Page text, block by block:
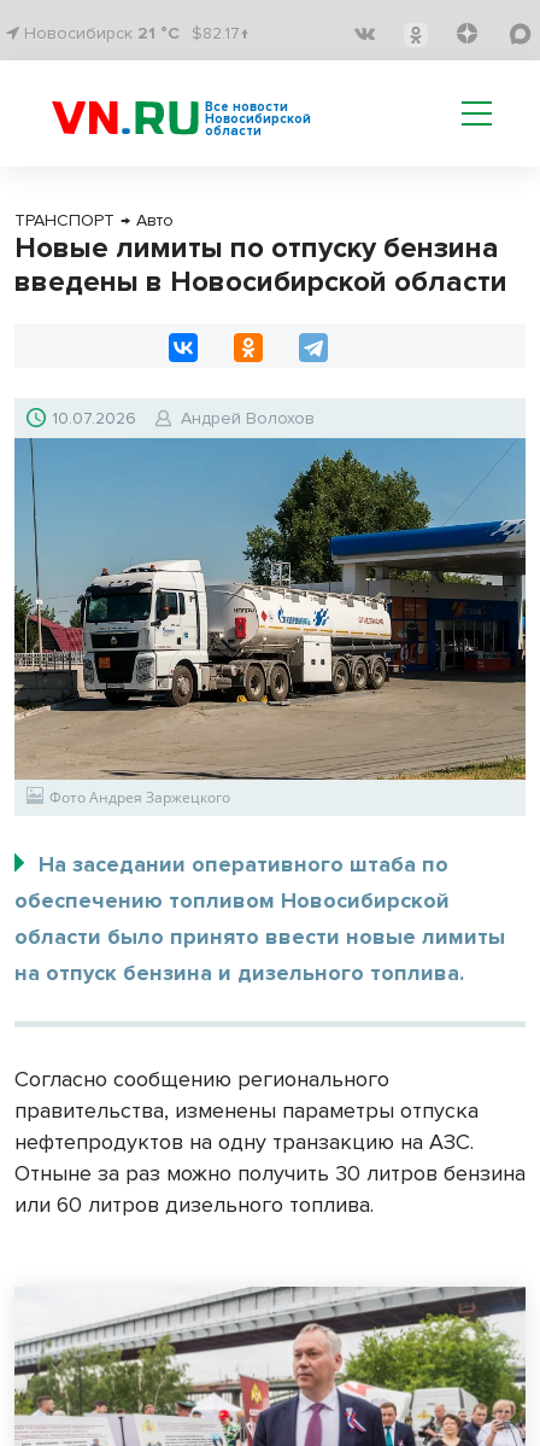
Новосибирск 21 °C $82.17↑
Все новости
Новосибирской
области
ТРАНСПОРТ → Авто
Новые лимиты по отпуску бензина
введены в Новосибирской области
10.07.2026 Андрей Волохов
Фото Андрея Заржецкого
На заседании оперативного штаба по
обеспечению топливом Новосибирской
области было принято ввести новые лимиты
на отпуск бензина и дизельного топлива.
Согласно сообщению регионального
правительства, изменены параметры отпуска
нефтепродуктов на одну транзакцию на АЗС.
Отныне за раз можно получить 30 литров бензина
или 60 литров дизельного топлива.